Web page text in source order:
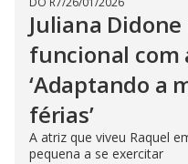
Juliana
funcional com
‘Adaptando a
férias’
A atriz que viveu Raquel
pequena a se exercitar